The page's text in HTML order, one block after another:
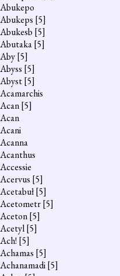
Abukepo
Abukeps [5]
Abukesb [5]
Abutaka[5]
Aby[5]
Abyss [5]
Abyst[5]
Acamarchis
Acan[5]
Acan
Acani
Acanna
Acanthus
Accessie
Acervus [5]
Acetabuł[5]
Acetometr[5]
Aceton[5]
Acetyl[5]
Ach! [5]
Achamas [5]
Achanamadi[5]